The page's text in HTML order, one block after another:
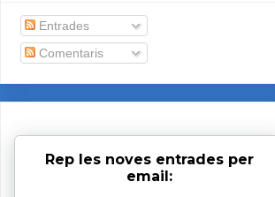
Entrades
Comentaris
Rep les noves entrades per
email: